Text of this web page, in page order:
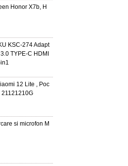
Honor X7b, H
KSC-274 Adapt
TYPE-C HDMI
12 Lite , Poc
21121210G
si microfon M